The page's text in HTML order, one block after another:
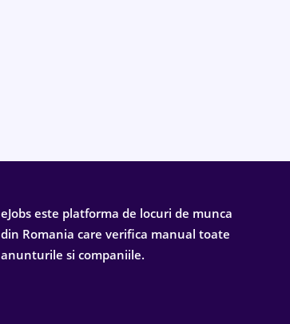
eJobs este platforma de locuri de munca
din Romania care verifica manual toate
anunturile si companiile.